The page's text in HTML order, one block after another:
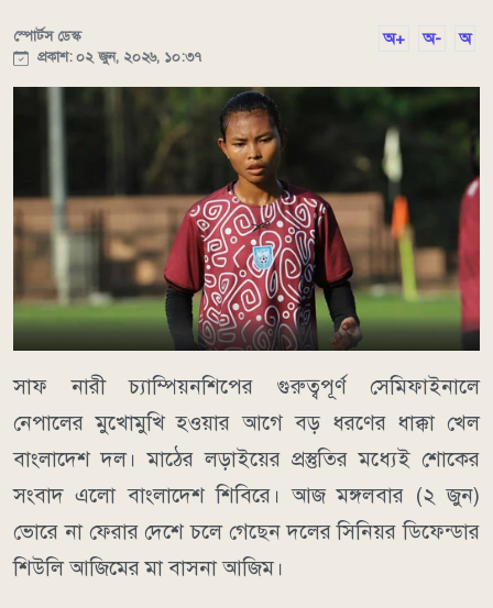
স্পোর্টস ডেস্ক
প্রকাশ: ০২ জুন, ২০২৬, ১০:৩৭
অ+ অ- অ
সাফ নারী চ্যাম্পিয়নশিপের গুরুত্বপূর্ণ সেমিফাইনালে
নেপালের মুখোমুখি হওয়ার আগে বড় ধরণের ধাক্কা খেল
বাংলাদেশ দল। মাঠের লড়াইয়ের প্রস্তুতির মধ্যেই শোকের
সংবাদ এলো বাংলাদেশ শিবিরে। আজ মঙ্গলবার (২ জুন)
ভোরে না ফেরার দেশে চলে গেছেন দলের সিনিয়র ডিফেন্ডার
শিউলি আজিমের মা বাসনা আজিম।